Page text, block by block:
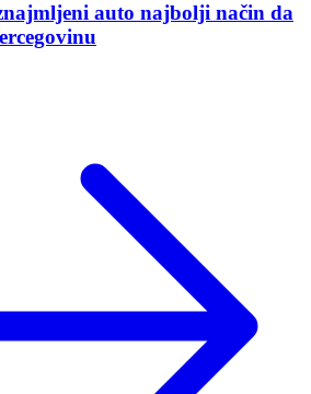
auto najbolji način da